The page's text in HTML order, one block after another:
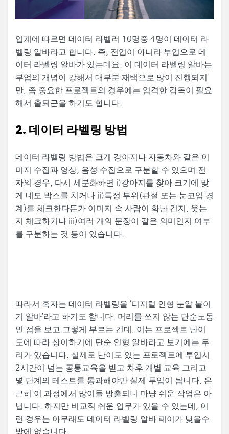
업계에 따르면 데이터 라벨러 10명중 4명이 데이터 라
벨링 알바라고 합니다. 즉, 전업이 아니라 부업으로 데
이터 라벨링 알바가 있는데요. 이 데이터 라벨링 알바는
부업의 개념이 강해서 대부분 재택으로 많이 진행되지
만, 좀 중요한 프로젝트의 경우에는 엄격한 감독이 필요
해서 출퇴근을 하기도 합니다.
2. 데이터 라벨링 방법
데이터 라벨링 방법은 크게 강아지나 자동차와 같은 이
미지 수집과 영상, 음성 수집으로 구분할 수 있으며 전
자의 경우, 다시 세분화하면 i)강아지를 찾아 크기에 맞
게 네모 박스를 치거나 ii)특정 부위(관절 또는 눈코입 경
계)를 체크한다든가 이미지 속 사람이 화난 건지, 웃는
지 체크하거나 iii)여러 개의 문장이 같은 의미인지 여부
를 구분하는 것 등이 있습니다.
따라서 혹자는 데이터 라벨링을 ‘디지털 인형 눈알 붙이
기 알바’라고 하기도 합니다. 머리를 쓰지 않는 단순노동
인 점을 보고 그렇게 부르는 건데, 이는 프로젝트 난이
도에 따라 상이하기에 단순 인형 알바라고 보기에는 무
리가 있습니다. 실제로 난이도 있는 프로젝트에 투입시
2시간이 넘는 공통교육을 받고 차후 개별 교육 그리고
몇 단계의 테스트를 통과해야만 실제 투입이 됩니다. 은
근히 이 과정에서 많이들 방출되니 마냥 쉬운 작업은 아
닙니다. 하지만 비교적 쉬운 업무가 있을 수 있는데, 이
런 경우는 아무래도 데이터 라벨링 알바 페이가 낮을수
밖에 없습니다.